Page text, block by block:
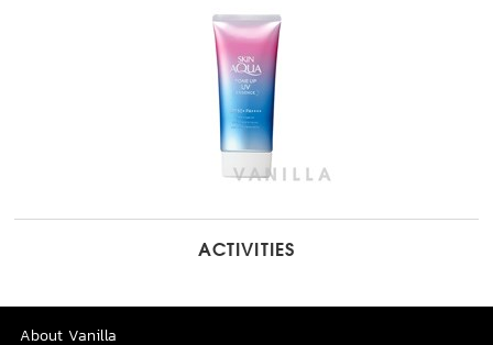
ACTIVITIES
About Vanilla